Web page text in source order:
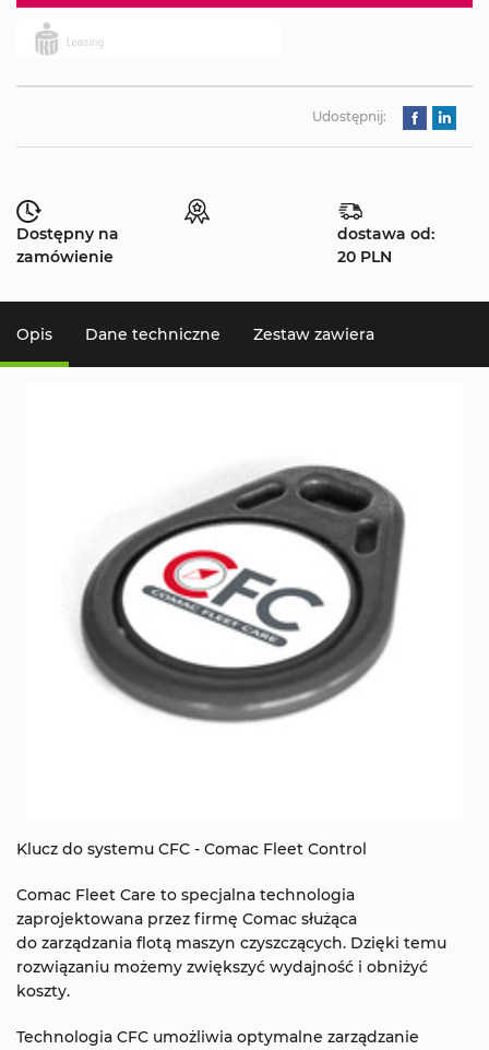
Udostępnij:
Dostępny na
zamówienie
dostawa od:
20 PLN
Opis Dane techniczne Zestaw zawiera
Klucz do systemu CFC - Comac Fleet Control
Comac Fleet Care to specjalna technologia
zaprojektowana przez firmę Comac służąca
do zarządzania flotą maszyn czyszczących. Dzięki temu
rozwiązaniu możemy zwiększyć wydajność i obniżyć
koszty.
Technologia CFC umożliwia optymalne zarządzanie